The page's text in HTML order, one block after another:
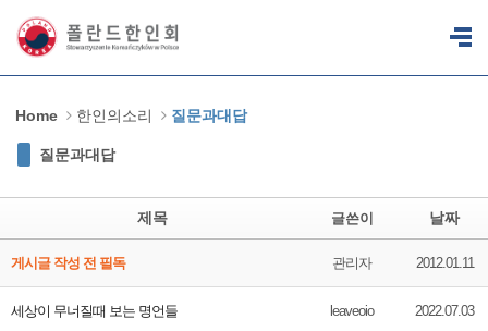
Home 한인의소리 질문과대답
질문과대답
제목 글쓴이 날짜
게시글 작성 전 필독 관리자 2012.01.11
세상이 무너질때 보는 명언들 leaveoio 2022.07.03